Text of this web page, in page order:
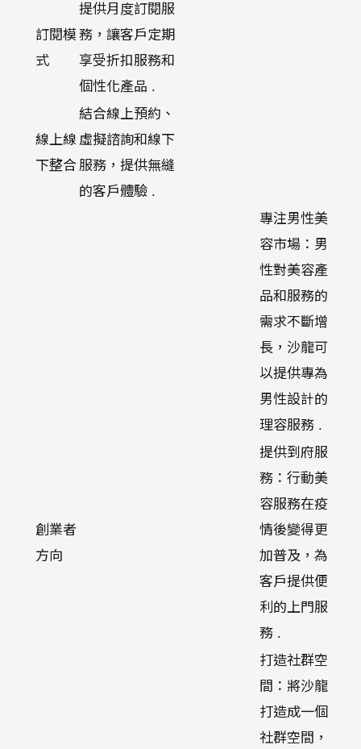
訂閱模
式
提供月度訂閱服
務，讓客戶定期
享受折扣服務和
個性化產品 .
線上線
下整合
結合線上預約、
虛擬諮詢和線下
服務，提供無縫
的客戶體驗 .
創業者
方向
專注男性美
容市場：男
性對美容產
品和服務的
需求不斷增
長，沙龍可
以提供專為
男性設計的
理容服務 .
提供到府服
務：行動美
容服務在疫
情後變得更
加普及，為
客戶提供便
利的上門服
務 .
打造社群空
間：將沙龍
打造成一個
社群空間，